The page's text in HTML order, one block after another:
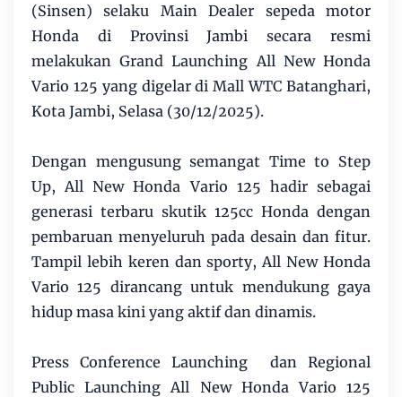
(Sinsen) selaku Main Dealer sepeda motor
Honda di Provinsi Jambi secara resmi
melakukan Grand Launching All New Honda
Vario 125 yang digelar di Mall WTC Batanghari,
Kota Jambi, Selasa (30/12/2025).
Dengan mengusung semangat Time to Step
Up, All New Honda Vario 125 hadir sebagai
generasi terbaru skutik 125cc Honda dengan
pembaruan menyeluruh pada desain dan fitur.
Tampil lebih keren dan sporty, All New Honda
Vario 125 dirancang untuk mendukung gaya
hidup masa kini yang aktif dan dinamis.
Press Conference Launching dan Regional
Public Launching All New Honda Vario 125